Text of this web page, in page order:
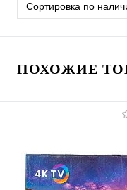
Сортировка по
ПОХОЖИЕ